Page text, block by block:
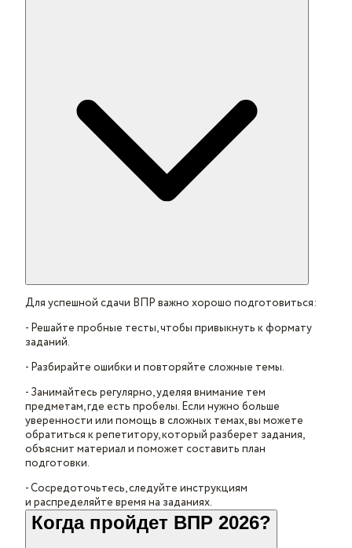
Для успешной сдачи ВПР важно хорошо подготовиться:
- Решайте пробные тесты, чтобы привыкнуть к формату
заданий.
- Разбирайте ошибки и повторяйте сложные темы.
- Занимайтесь регулярно, уделяя внимание тем
предметам, где есть пробелы. Если нужно больше
уверенности или помощь в сложных темах, вы можете
обратиться к репетитору, который разберет задания,
объяснит материал и поможет составить план
подготовки.
- Сосредоточьтесь, следуйте инструкциям
и распределяйте время на заданиях.
Когда пройдет ВПР 2026?